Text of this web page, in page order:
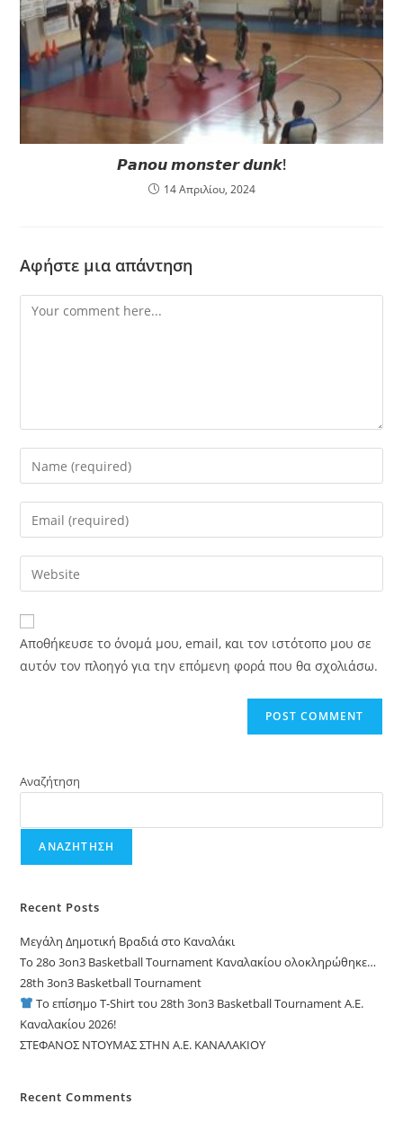
𝙋𝙖𝙣𝙤𝙪 𝙢𝙤𝙣𝙨𝙩𝙚𝙧 𝙙𝙪𝙣𝙠!
14 Απριλίου, 2024
Αφήστε μια απάντηση
Αποθήκευσε το όνομά μου, email, και τον ιστότοπο μου σε
αυτόν τον πλοηγό για την επόμενη φορά που θα σχολιάσω.
Αναζήτηση
ΑΝΑΖΉΤΗΣΗ
Recent Posts
Μεγάλη Δημοτική Βραδιά στο Καναλάκι
Το 28ο 3on3 Basketball Tournament Καναλακίου ολοκληρώθηκε…
28th 3on3 Basketball Tournament
Το επίσημο T-Shirt του 28th 3on3 Basketball Tournament A.E.
Καναλακίου 2026!
ΣΤΕΦΑΝΟΣ ΝΤΟΥΜΑΣ ΣΤΗΝ Α.Ε. ΚΑΝΑΛΑΚΙΟΥ
Recent Comments